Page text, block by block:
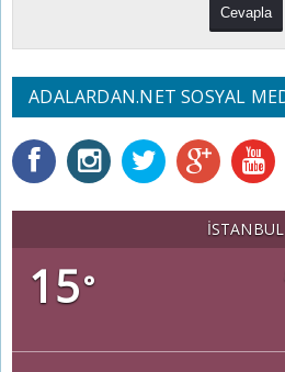
ADALARDAN.NET SOSYAL
İSTANBUL
15°